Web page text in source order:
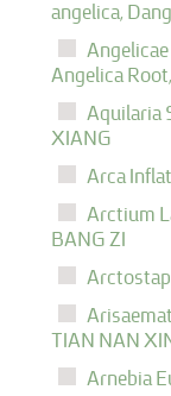
angelica,
Angelica Root,
Aquilaria
XIANG
Arca
Arctium
BANG ZI
TIAN NAN
Arnebia